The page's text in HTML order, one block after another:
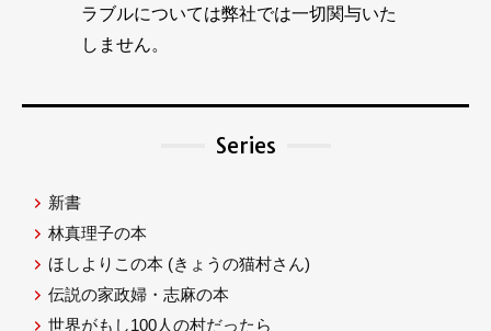
ラブルについては弊社では一切関与いた
しません。
Series
新書
林真理子の本
ほしよりこの本 (きょうの猫村さん)
伝説の家政婦・志麻の本
世界がもし100人の村だったら